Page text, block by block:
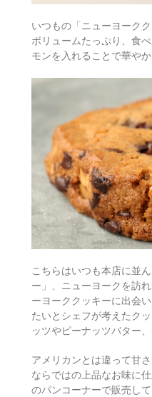
いつもの「ニューヨーク
ボリュームたっぷり、食
モンを入れることで華やか
こちらはいつも本店に並
ー」、ニューヨークを訪
ーヨーククッキーに出会
たいとシェフが考えたク
ッツやピーナッツバター
アメリカンとは違って甘
ならではの上品なお味に
のパンコーナーで販売し